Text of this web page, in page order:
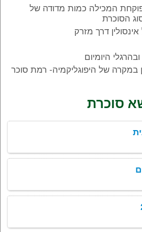
המכילה כמות מדודה של
הסוכרת
דרך מזרק
היומיום
במקרה של היפוגליקמיה- רמת סוכר
סוכרת